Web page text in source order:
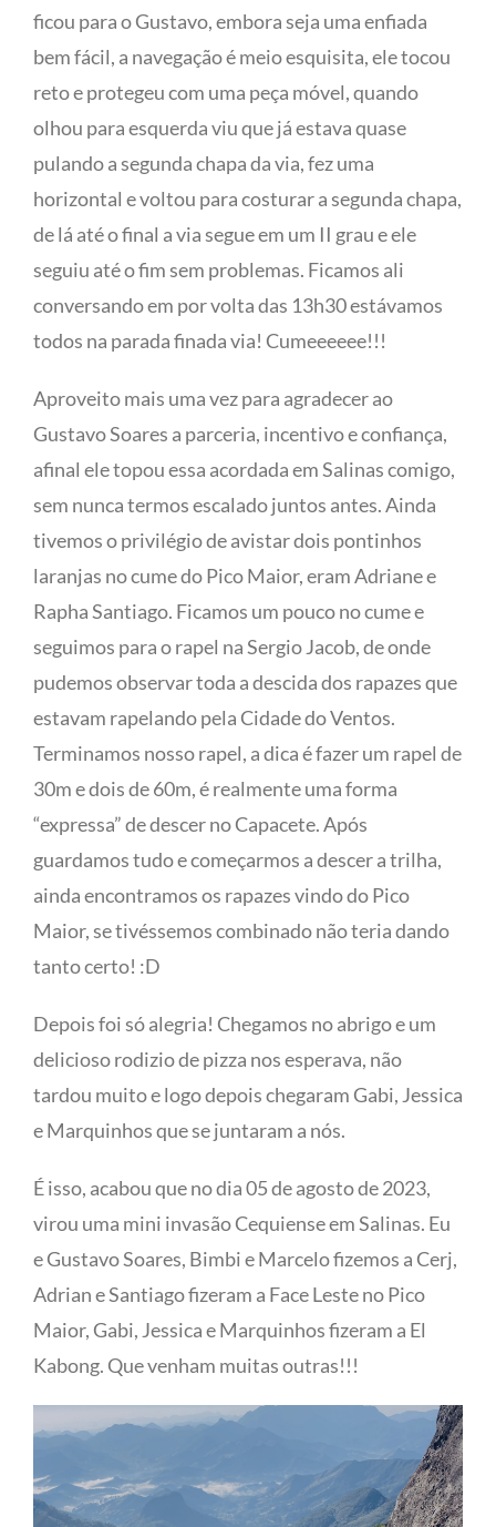
ficou para o Gustavo, embora seja uma enfiada
bem fácil, a navegação é meio esquisita, ele tocou
reto e protegeu com uma peça móvel, quando
olhou para esquerda viu que já estava quase
pulando a segunda chapa da via, fez uma
horizontal e voltou para costurar a segunda chapa,
de lá até o final a via segue em um II grau e ele
seguiu até o fim sem problemas. Ficamos ali
conversando em por volta das 13h30 estávamos
todos na parada finada via! Cumeeeeee!!!
Aproveito mais uma vez para agradecer ao
Gustavo Soares a parceria, incentivo e confiança,
afinal ele topou essa acordada em Salinas comigo,
sem nunca termos escalado juntos antes. Ainda
tivemos o privilégio de avistar dois pontinhos
laranjas no cume do Pico Maior, eram Adriane e
Rapha Santiago. Ficamos um pouco no cume e
seguimos para o rapel na Sergio Jacob, de onde
pudemos observar toda a descida dos rapazes que
estavam rapelando pela Cidade do Ventos.
Terminamos nosso rapel, a dica é fazer um rapel de
30m e dois de 60m, é realmente uma forma
“expressa” de descer no Capacete. Após
guardamos tudo e começarmos a descer a trilha,
ainda encontramos os rapazes vindo do Pico
Maior, se tivéssemos combinado não teria dando
tanto certo! :D
Depois foi só alegria! Chegamos no abrigo e um
delicioso rodizio de pizza nos esperava, não
tardou muito e logo depois chegaram Gabi, Jessica
e Marquinhos que se juntaram a nós.
É isso, acabou que no dia 05 de agosto de 2023,
virou uma mini invasão Cequiense em Salinas. Eu
e Gustavo Soares, Bimbi e Marcelo fizemos a Cerj,
Adrian e Santiago fizeram a Face Leste no Pico
Maior, Gabi, Jessica e Marquinhos fizeram a El
Kabong. Que venham muitas outras!!!
IMG_3529